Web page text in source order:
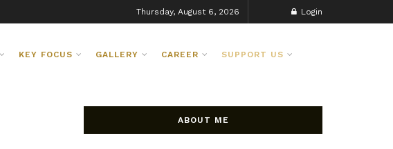
Thursday, August 6, 2026 Login
KEY FOCUS GALLERY CAREER SUPPORT US
ABOUT ME